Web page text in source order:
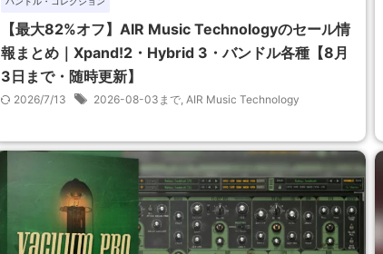
【最大82%オフ】AIR Music Technologyのセール情
報まとめ｜Xpand!2・Hybrid 3・バンドル各種【8月
3日まで・随時更新】
2026/7/13 2026-08-03まで,AIR Music Technology